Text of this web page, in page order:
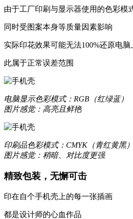
更合身
优质液态硅胶材质，一体成型，精
质感升级，耐刮防撞，加倍防护
更轻薄
数次改良模具，实现裸机般纤薄手感
更保护
由于工厂印刷与显示器使用的色彩模
同时受图案本身等质量因素影响
实际印花效果可能无法100%还原电脑
此属于正常误差范围
电脑显示色彩模式：RGB（红绿蓝）
图片感觉：高亮且鲜艳
印刷品色彩模式：CMYK（青红黄黑）
图片感觉：稍暗、对比度更强
精致包装，无懈可击
印在自个手机壳上的每一张插画
都是设计师的心血作品